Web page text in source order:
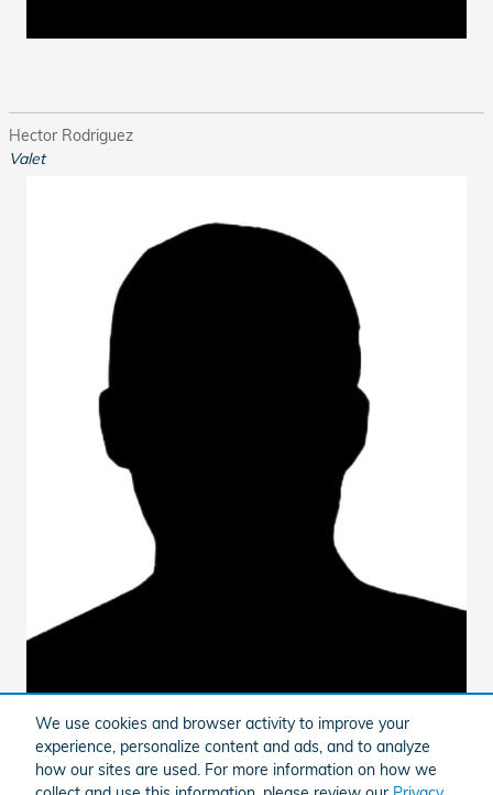
We use cookies and browser activity to improve your
experience, personalize content and ads, and to analyze
how our sites are used. For more information on how we
Hector Rodriguez
Valet